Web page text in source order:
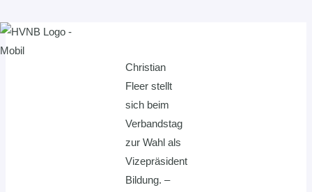
Zum
Inhalt
Christian
Fleer stellt
sich beim
Verbandstag
zur Wahl als
Vizepräsident
Bildung. –